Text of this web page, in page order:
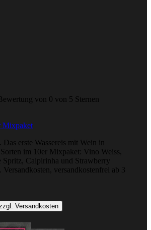
von 0 von 5 Sternen
Mixpaket
erste Wassereis mit Wein in
im 10er Mixpaket: Vino Weiss,
Spritz, Caipirinha und Strawberry
versandkostenfrei ab 3
Versandkosten